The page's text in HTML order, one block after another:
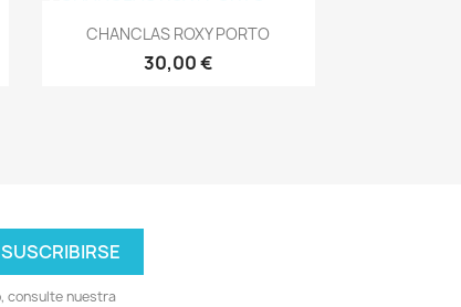
Vista rápida
CHANCLAS ROXY PORTO
30,00 €
consulte nuestra